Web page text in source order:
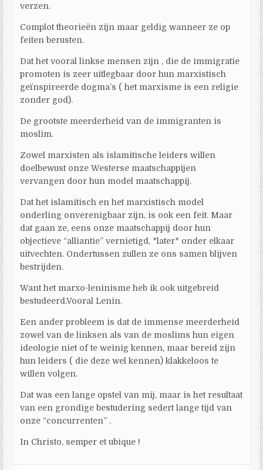
verzen.
Complot theorieën zijn maar geldig wanneer ze op
feiten berusten.
Dat het vooral linkse mensen zijn , die de immigratie
promoten is zeer uitlegbaar door hun marxistisch
geïnspireerde dogma’s ( het marxisme is een religie
zonder god).
De grootste meerderheid van de immigranten is
moslim.
Zowel marxisten als islamitische leiders willen
doelbewust onze Westerse maatschappijen
vervangen door hun model maatschappij.
Dat het islamitisch en het marxistisch model
onderling onverenigbaar zijn, is ook een feit. Maar
dat gaan ze, eens onze maatschappij door hun
objectieve “alliantie” vernietigd, *later* onder elkaar
uitvechten. Ondertussen zullen ze ons samen blijven
bestrijden.
Want het marxo-leninisme heb ik ook uitgebreid
bestudeerd.Vooral Lenin.
Een ander probleem is dat de immense meerderheid
zowel van de linksen als van de moslims hun eigen
ideologie niet of te weinig kennen, maar bereid zijn
hun leiders ( die deze wel kennen) klakkeloos te
willen volgen.
Dat was een lange opstel van mij, maar is het resultaat
van een grondige bestudering sedert lange tijd van
onze “concurrenten” .
In Christo, semper et ubique !